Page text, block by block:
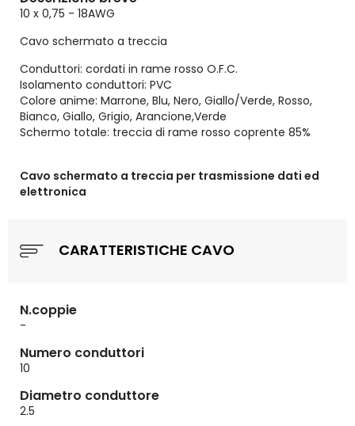
10 x 0,75 - 18AWG
Cavo schermato a treccia
Conduttori: cordati in rame rosso O.F.C.
Isolamento conduttori: PVC
Colore anime: Marrone, Blu, Nero, Giallo/Verde, Rosso,
Bianco, Giallo, Grigio, Arancione,Verde
Schermo totale: treccia di rame rosso coprente 85%
Cavo schermato a treccia per trasmissione dati ed
elettronica
CARATTERISTICHE CAVO
N.coppie
-
Numero conduttori
10
Diametro conduttore
2.5